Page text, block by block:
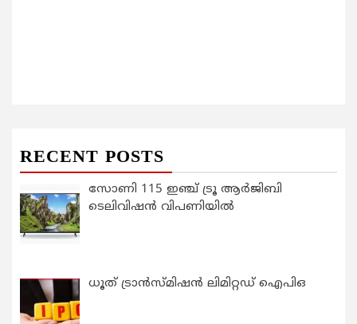
RECENT POSTS
സോണി 115 ഇഞ്ച് ട്രൂ ആർജിബി
ടെലിവിഷൻ വിപണിയിൽ
ധൂത് ട്രാൻസ്മിഷൻ ലിമിറ്റഡ് ഐപിഒ